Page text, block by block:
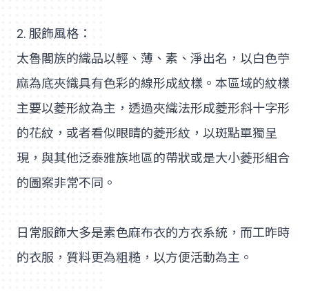
2. 服飾風格：
太魯閣族的織品以輕、薄、素、淨出名，以白色苧
麻為底夾織具有色彩的線形成紋樣。本區域的紋樣
主要以菱形紋為主，透過夾織法形成菱形斜十字形
的花紋，或者看似眼睛的菱形紋，以斑點單獨呈
現，與其他泛泰雅族地區的帶狀或是大小菱形組合
的圖案非常不同。
日常服飾大多是素色麻布衣的方衣系統，而工昨時
的衣服，質料更為粗糙，以方便活動為主。